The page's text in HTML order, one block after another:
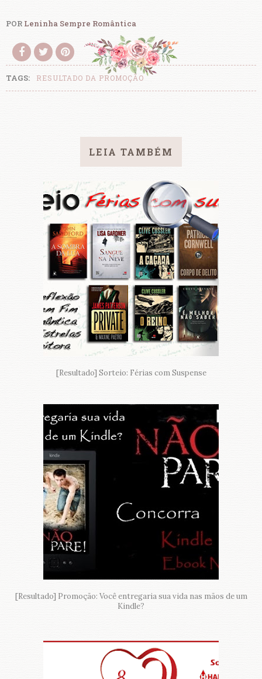
POR Leninha Sempre Romântica
TAGS: RESULTADO DA PROMOÇÃO
LEIA TAMBÉM
[Resultado] Sorteio: Férias com Suspense
[Resultado] Promoção: Você entregaria sua vida nas mãos de um
Kindle?